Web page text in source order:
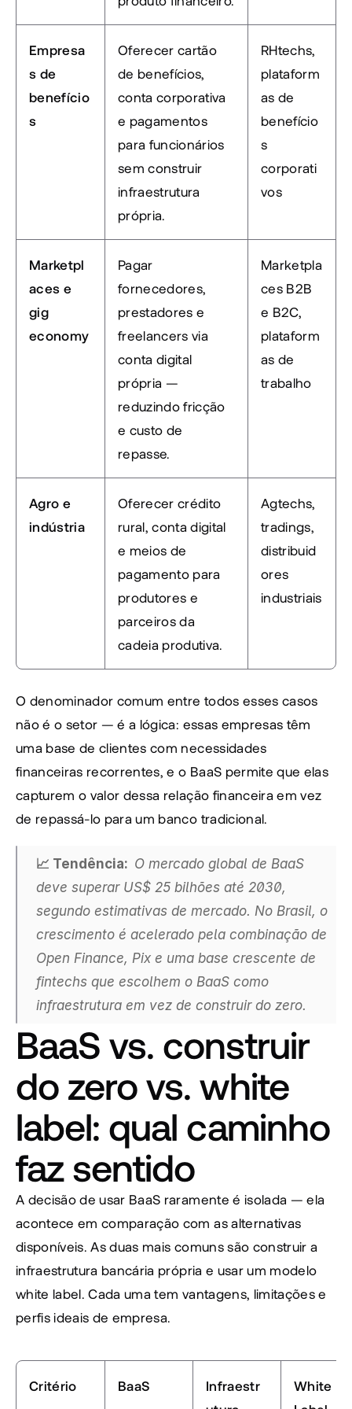
Empresa
s de
benefício
s
Oferecer cartão
de benefícios,
conta corporativa
e pagamentos
para funcionários
sem construir
infraestrutura
própria.
RHtechs,
plataform
as de
benefício
s
corporati
vos
Marketpl
aces e
gig
economy
Pagar
fornecedores,
prestadores e
freelancers via
conta digital
própria —
reduzindo fricção
e custo de
repasse.
Marketpla
ces B2B
e B2C,
plataform
as de
trabalho
Agro e
indústria
Oferecer crédito
rural, conta digital
e meios de
pagamento para
produtores e
parceiros da
cadeia produtiva.
Agtechs,
tradings,
distribuid
ores
industriais
O denominador comum entre todos esses casos
não é o setor — é a lógica: essas empresas têm
uma base de clientes com necessidades
financeiras recorrentes, e o BaaS permite que elas
capturem o valor dessa relação financeira em vez
de repassá-lo para um banco tradicional.
📈 Tendência: O mercado global de BaaS
deve superar US$ 25 bilhões até 2030,
segundo estimativas de mercado. No Brasil, o
crescimento é acelerado pela combinação de
Open Finance, Pix e uma base crescente de
fintechs que escolhem o BaaS como
infraestrutura em vez de construir do zero.
BaaS vs. construir
do zero vs. white
label: qual caminho
faz sentido
A decisão de usar BaaS raramente é isolada — ela
acontece em comparação com as alternativas
disponíveis. As duas mais comuns são construir a
infraestrutura bancária própria e usar um modelo
white label. Cada uma tem vantagens, limitações e
perfis ideais de empresa.
Critério BaaS
Infraestr
White